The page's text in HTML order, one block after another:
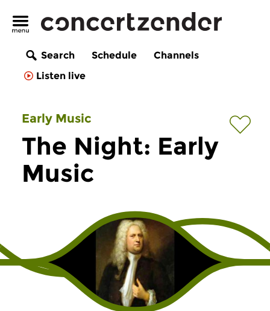
Search Schedule
Channels
Listen live
Early Music
The Night: Early
Music